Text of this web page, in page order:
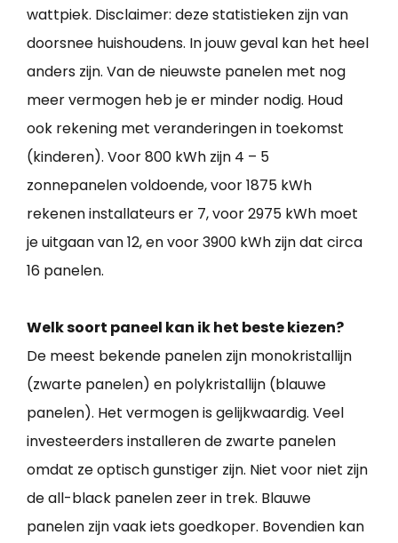
wattpiek. Disclaimer: deze statistieken zijn van
doorsnee huishoudens. In jouw geval kan het heel
anders zijn. Van de nieuwste panelen met nog
meer vermogen heb je er minder nodig. Houd
ook rekening met veranderingen in toekomst
(kinderen). Voor 800 kWh zijn 4 – 5
zonnepanelen voldoende, voor 1875 kWh
rekenen installateurs er 7, voor 2975 kWh moet
je uitgaan van 12, en voor 3900 kWh zijn dat circa
16 panelen.
Welk soort paneel kan ik het beste kiezen?
De meest bekende panelen zijn monokristallijn
(zwarte panelen) en polykristallijn (blauwe
panelen). Het vermogen is gelijkwaardig. Veel
investeerders installeren de zwarte panelen
omdat ze optisch gunstiger zijn. Niet voor niet zijn
de all-black panelen zeer in trek. Blauwe
panelen zijn vaak iets goedkoper. Bovendien kan